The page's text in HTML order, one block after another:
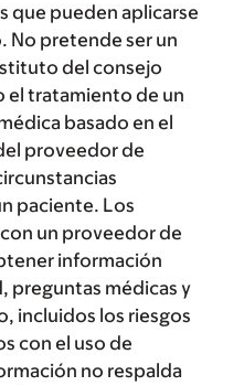
que pueden aplicarse
No pretende ser un
del consejo
el tratamiento de un
basado en el
proveedor de
paciente. Los
un proveedor de
información
preguntas médicas y
incluidos los riesgos
con el uso de
no respalda